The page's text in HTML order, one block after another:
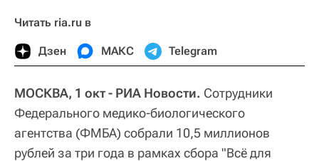
Читать ria.ru в
Дзен МАКС Telegram
МОСКВА, 1 окт - РИА Новости. Сотрудники
Федерального медико-биологического
агентства (ФМБА) собрали 10,5 миллионов
рублей за три года в рамках сбора "Всё для